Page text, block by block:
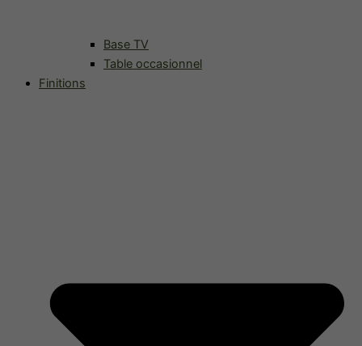
Base TV
Table occasionnel
Finitions